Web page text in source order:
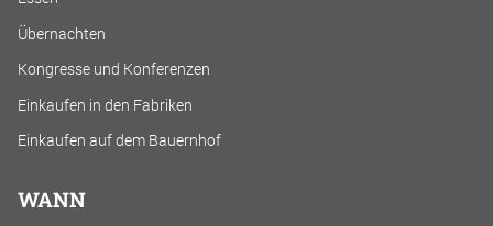
Übernachten
Kongresse und Konferenzen
Einkaufen in den Fabriken
Einkaufen auf dem Bauernhof
WANN